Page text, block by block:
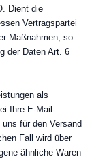
Dient die
Vertragspartei
Maßnahmen, so
der Daten Art. 6
als
Ihre E-Mail-
für den Versand
Fall wird über
ähnliche Waren